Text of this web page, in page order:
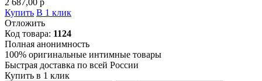
Купить В 1 клик
Отложить
Код товара: 1124
Полная анонимность
100% оригинальные интимные товары
Быстрая доставка по всей России
Купить в 1 клик